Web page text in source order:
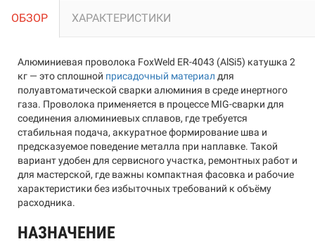
ОБЗОР ХАРАКТЕРИСТИКИ
Алюминиевая проволока FoxWeld ER-4043 (AlSi5) катушка 2
кг — это сплошной присадочный материал для
полуавтоматической сварки алюминия в среде инертного
газа. Проволока применяется в процессе MIG-сварки для
соединения алюминиевых сплавов, где требуется
стабильная подача, аккуратное формирование шва и
предсказуемое поведение металла при наплавке. Такой
вариант удобен для сервисного участка, ремонтных работ и
для мастерской, где важны компактная фасовка и рабочие
характеристики без избыточных требований к объёму
расходника.
НАЗНАЧЕНИЕ